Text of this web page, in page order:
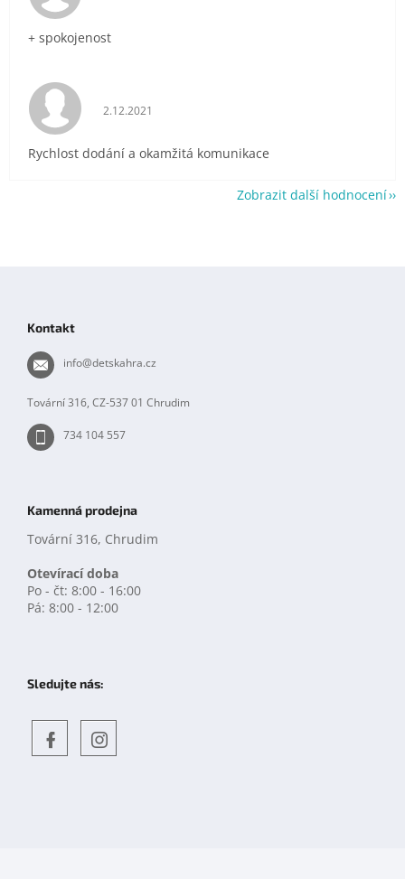
+ spokojenost
Hodnocení obchodu je 5 z 5 hvězdiček.
2.12.2021
Rychlost dodání a okamžitá komunikace
Zobrazit další hodnocení
Kontakt
info@detskahra.cz
Tovární 316, CZ-537 01 Chrudim
734 104 557
Kamenná prodejna
Tovární 316, Chrudim
Otevírací doba
Po - čt: 8:00 - 16:00
Pá: 8:00 - 12:00
Sledujte nás: